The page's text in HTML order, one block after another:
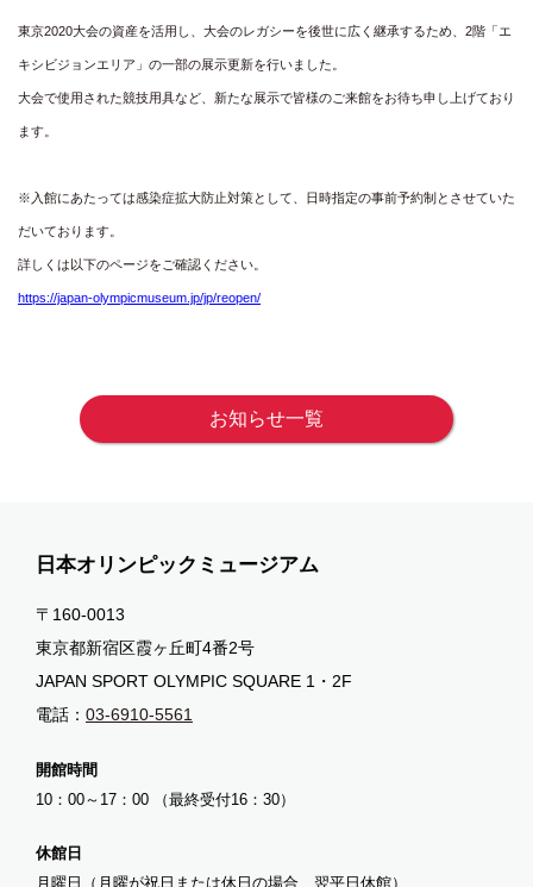
東京2020大会の資産を活用し、大会のレガシーを後世に広く継承するため、2階「エ
キシビジョンエリア」の一部の展示更新を行いました。
大会で使用された競技用具など、新たな展示で皆様のご来館をお待ち申し上げており
ます。
※入館にあたっては感染症拡大防止対策として、日時指定の事前予約制とさせていた
だいております。
詳しくは以下のページをご確認ください。
https://japan-olympicmuseum.jp/jp/reopen/
お知らせ一覧
日本オリンピックミュージアム
〒160-0013
東京都新宿区霞ヶ丘町4番2号
JAPAN SPORT OLYMPIC SQUARE 1・2F
電話： 03-6910-5561
開館時間
10：00～17：00 （最終受付16：30）
休館日
月曜日（月曜が祝日または休日の場合、翌平日休館）